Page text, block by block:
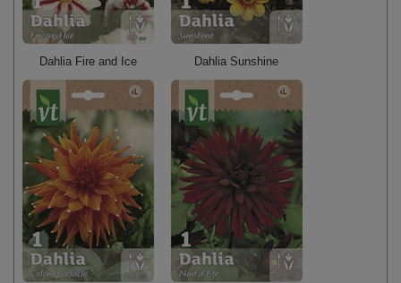
Dahlia Fire and Ice Dahlia Sunshine